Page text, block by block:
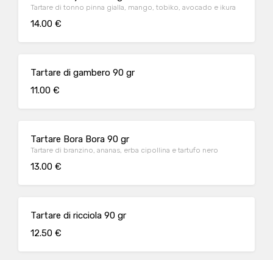
Tartare di tonno pinna gialla, mango, tobiko, avocado e ikura
14.00 €
Tartare di gambero 90 gr
11.00 €
Tartare Bora Bora 90 gr
Tartare di branzino, ananas, erba cipollina e tartufo nero
13.00 €
Tartare di ricciola 90 gr
12.50 €